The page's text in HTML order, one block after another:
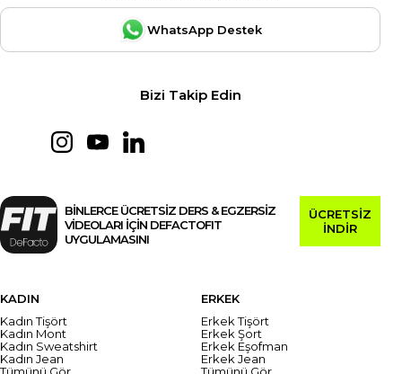
WhatsApp Destek
Bizi Takip Edin
BİNLERCE ÜCRETSİZ DERS & EGZERSİZ
VİDEOLARI İÇİN DEFACTOFIT
UYGULAMASINI
ÜCRETSİZ
İNDİR
KADIN
Kadın Tişört
Kadın Mont
Kadın Sweatshirt
Kadın Jean
Tümünü Gör
ERKEK
Erkek Tişört
Erkek Şort
Erkek Eşofman
Erkek Jean
Tümünü Gör